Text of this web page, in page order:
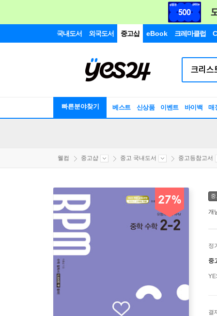
국내도서 외국도서 중고샵 eBook 크레마클럽
빠른분야찾기 베스트 신상품 이벤트 바이백 매
웰컴 중고샵 중고 국내도서 중고등참고서
27%
개
정
중
결